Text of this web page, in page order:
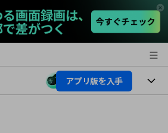
アプリ版を入手